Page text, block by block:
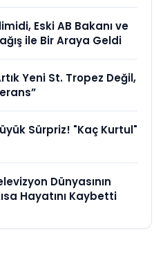
Eski AB Bakanı ve
ile Bir Araya Geldi
Yeni St. Tropez Değil,
Sürpriz! "Kaç Kurtul"
Dünyasının
Hayatını Kaybetti